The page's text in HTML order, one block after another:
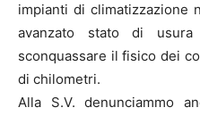
impianti di climatizzazione
avanzato stato di
sconquassare il fisico dei
di chilometri.
Alla S.V. denunciammo